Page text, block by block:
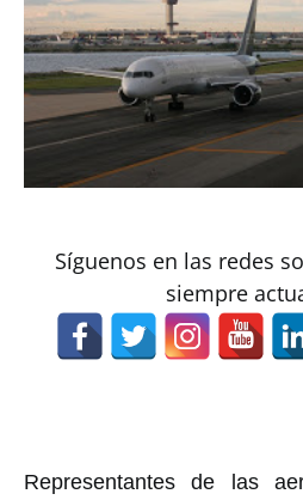
Síguenos en las redes
siempre
Representantes de las